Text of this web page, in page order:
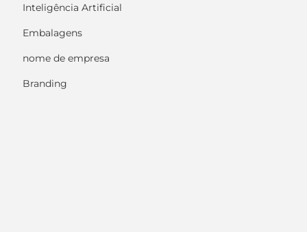
Inteligência Artificial
Embalagens
nome de empresa
Branding